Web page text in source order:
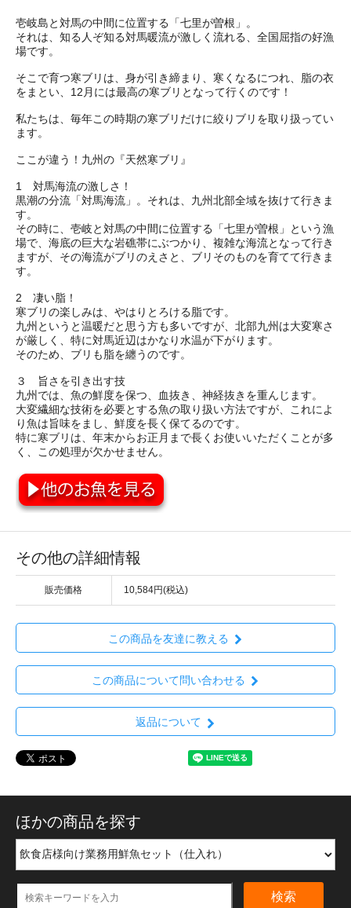
壱岐島と対馬の中間に位置する「七里が曽根」。
それは、知る人ぞ知る対馬暖流が激しく流れる、全国屈指の好漁
場です。
そこで育つ寒ブリは、身が引き締まり、寒くなるにつれ、脂の衣
をまとい、12月には最高の寒ブリとなって行くのです！
私たちは、毎年この時期の寒ブリだけに絞りブリを取り扱ってい
ます。
ここが違う！九州の『天然寒ブリ』
1 対馬海流の激しさ！
黒潮の分流「対馬海流」。それは、九州北部全域を抜けて行きま
す。
その時に、壱岐と対馬の中間に位置する「七里が曽根」という漁
場で、海底の巨大な岩礁帯にぶつかり、複雑な海流となって行き
ますが、その海流がブリのえさと、ブリそのものを育てて行きま
す。
2 凄い脂！
寒ブリの楽しみは、やはりとろける脂です。
九州というと温暖だと思う方も多いですが、北部九州は大変寒さ
が厳しく、特に対馬近辺はかなり水温が下がります。
そのため、ブリも脂を纏うのです。
３ 旨さを引き出す技
九州では、魚の鮮度を保つ、血抜き、神経抜きを重んじます。
大変繊細な技術を必要とする魚の取り扱い方法ですが、これによ
り魚は旨味をまし、鮮度を長く保てるのです。
特に寒ブリは、年末からお正月まで長くお使いいただくことが多
く、この処理が欠かせません。
その他の詳細情報
販売価格 10,584円(税込)
この商品を友達に教える
この商品について問い合わせる
返品について
ほかの商品を探す
検索